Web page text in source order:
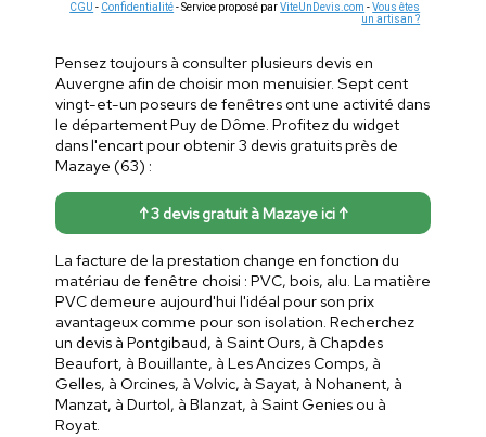
CGU - Confidentialité- Service proposé parViteUnDevis.com -Vous êtes
un artisan ?
Pensez toujours à consulter plusieurs devis en
Auvergne afin de choisir mon menuisier. Sept cent
vingt-et-un poseurs de fenêtres ont une activité dans
le département Puy de Dôme. Profitez du widget
dans l'encart pour obtenir 3 devis gratuits près de
Mazaye (63) :
↑ 3 devis gratuit à Mazaye ici ↑
La facture de la prestation change en fonction du
matériau de fenêtre choisi : PVC, bois, alu. La matière
PVC demeure aujourd'hui l'idéal pour son prix
avantageux comme pour son isolation. Recherchez
un devis à Pontgibaud, à Saint Ours, à Chapdes
Beaufort, à Bouillante, à Les Ancizes Comps, à
Gelles, à Orcines, à Volvic, à Sayat, à Nohanent, à
Manzat, à Durtol, à Blanzat, à Saint Genies ou à
Royat.